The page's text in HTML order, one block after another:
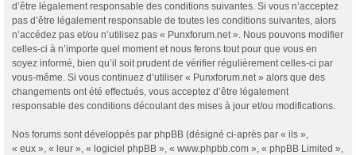
d’être légalement responsable des conditions suivantes. Si vous n’acceptez
pas d’être légalement responsable de toutes les conditions suivantes, alors
n’accédez pas et/ou n’utilisez pas « Punxforum.net ». Nous pouvons modifier
celles-ci à n’importe quel moment et nous ferons tout pour que vous en
soyez informé, bien qu’il soit prudent de vérifier régulièrement celles-ci par
vous-même. Si vous continuez d’utiliser « Punxforum.net » alors que des
changements ont été effectués, vous acceptez d’être légalement
responsable des conditions découlant des mises à jour et/ou modifications.
Nos forums sont développés par phpBB (désigné ci-après par « ils »,
« eux », « leur », « logiciel phpBB », « www.phpbb.com », « phpBB Limited »,